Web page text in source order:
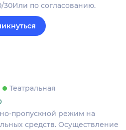
30Или по согласованию.
Театральная
пропускной режим на
средств. Осуществление